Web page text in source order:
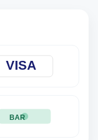
VISA
BAR